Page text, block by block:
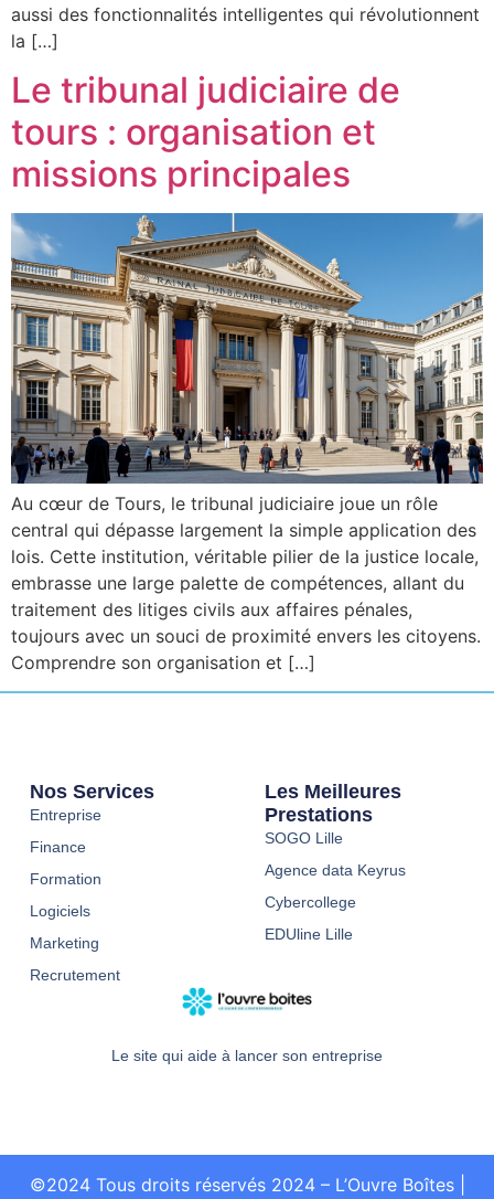
aussi des fonctionnalités intelligentes qui révolutionnent
la […]
Le tribunal judiciaire de
tours : organisation et
missions principales
Au cœur de Tours, le tribunal judiciaire joue un rôle
central qui dépasse largement la simple application des
lois. Cette institution, véritable pilier de la justice locale,
embrasse une large palette de compétences, allant du
traitement des litiges civils aux affaires pénales,
toujours avec un souci de proximité envers les citoyens.
Comprendre son organisation et […]
Le site qui aide à lancer son entreprise
Nos Services
Entreprise
Finance
Formation
Logiciels
Marketing
Recrutement
Les Meilleures
Prestations
SOGO Lille
Agence data Keyrus
Cybercollege
EDUline Lille
©2024 Tous droits réservés 2024 – L’Ouvre Boîtes